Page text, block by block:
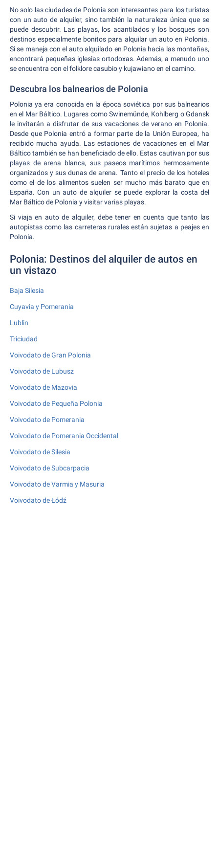
No solo las ciudades de Polonia son interesantes para los turistas
con un auto de alquiler, sino también la naturaleza única que se
puede descubrir. Las playas, los acantilados y los bosques son
destinos especialmente bonitos para alquilar un auto en Polonia.
Si se maneja con el auto alquilado en Polonia hacia las montañas,
encontrará pequeñas iglesias ortodoxas. Además, a menudo uno
se encuentra con el folklore casubio y kujawiano en el camino.
Descubra los balnearios de Polonia
Polonia ya era conocida en la época soviética por sus balnearios
en el Mar Báltico. Lugares como Swinemünde, Kohlberg o Gdansk
le invitarán a disfrutar de sus vacaciones de verano en Polonia.
Desde que Polonia entró a formar parte de la Unión Europea, ha
recibido mucha ayuda. Las estaciones de vacaciones en el Mar
Báltico también se han beneficiado de ello. Estas cautivan por sus
playas de arena blanca, sus paseos marítimos hermosamente
organizados y sus dunas de arena. Tanto el precio de los hoteles
como el de los alimentos suelen ser mucho más barato que en
España. Con un auto de alquiler se puede explorar la costa del
Mar Báltico de Polonia y visitar varias playas.
Si viaja en auto de alquiler, debe tener en cuenta que tanto las
autopistas como las carreteras rurales están sujetas a peajes en
Polonia.
Polonia: Destinos del alquiler de autos en
un vistazo
Baja Silesia
Cuyavia y Pomerania
Lublin
Triciudad
Voivodato de Gran Polonia
Voivodato de Lubusz
Voivodato de Mazovia
Voivodato de Pequeña Polonia
Voivodato de Pomerania
Voivodato de Pomerania Occidental
Voivodato de Silesia
Voivodato de Subcarpacia
Voivodato de Varmia y Masuria
Voivodato de Łódź